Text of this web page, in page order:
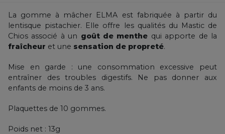
La gomme à mâcher ELMA est fabriquée à partir du
lentisque pistachier. Elle offre les qualités du Mastic de
Chios associé à un goût de menthe qui apporte de la
fraîcheur et une sensation de propreté.
Mise en garde : une consommation excessive peut
entraîner des troubles digestifs. Ne pas donner aux
enfants de moins de 3 ans.
Plaquettes de 10 gommes.
Poids net : 13g